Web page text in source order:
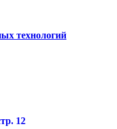
технологий
12